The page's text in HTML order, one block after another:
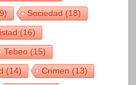
Sociedad(18)
(16)
Tebeo(15)
(14) Crimen(13)